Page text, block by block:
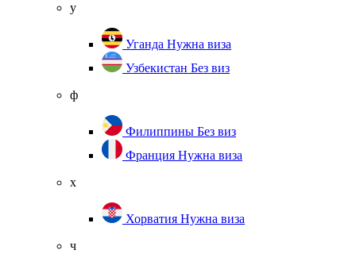
у
Уганда Нужна виза
Узбекистан Без виз
ф
Филиппины Без виз
Франция Нужна виза
х
Хорватия Нужна виза
ч